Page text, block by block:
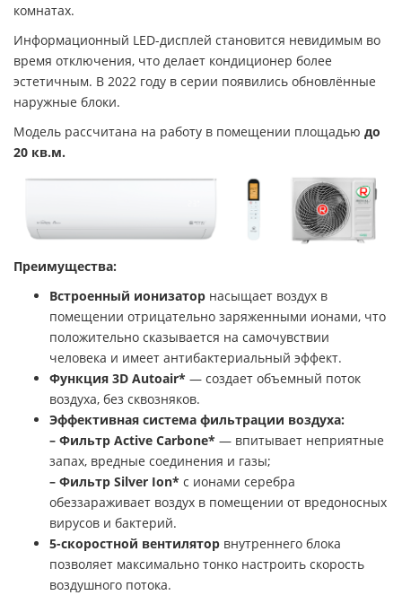
комнатах.
Информационный LED-дисплей становится невидимым во
время отключения, что делает кондиционер более
эстетичным. В 2022 году в серии появились обновлённые
наружные блоки.
Модель рассчитана на работу в помещении площадью до
20 кв.м.
Преимущества:
Встроенный ионизатор насыщает воздух в
помещении отрицательно заряженными ионами, что
положительно сказывается на самочувствии
человека и имеет антибактериальный эффект.
Функция 3D Autoair* — создает объемный поток
воздуха, без сквозняков.
Эффективная система фильтрации воздуха:
– Фильтр Active Carbone* — впитывает неприятные
запах, вредные соединения и газы;
– Фильтр Silver Ion* с ионами серебра
обеззараживает воздух в помещении от вредоносных
вирусов и бактерий.
5-скоростной вентилятор внутреннего блока
позволяет максимально тонко настроить скорость
воздушного потока.